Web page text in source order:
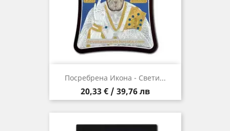
Посребрена Икона - Свети...
Цена
20,33 € / 39,76 лв